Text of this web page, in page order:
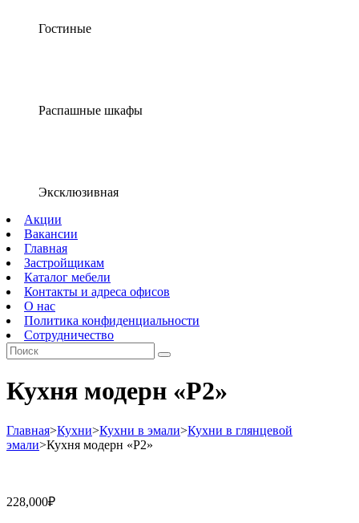
Гостиные
Распашные шкафы
Эксклюзивная
Акции
Вакансии
Главная
Застройщикам
Каталог мебели
Контакты и адреса офисов
О нас
Политика конфиденциальности
Сотрудничество
Кухня модерн «Р2»
Главная>Кухни>Кухни в эмали>Кухни в глянцевой
эмали>Кухня модерн «Р2»
228,000₽